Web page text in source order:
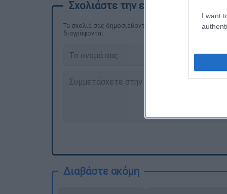
I want
Τα σχολιά σας δημοσιεύονται άμεσα με δική σας
διαγράφονται
Διαβάστε ακόμη